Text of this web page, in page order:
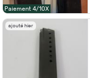
Paiement 4/10X
ajouté hier